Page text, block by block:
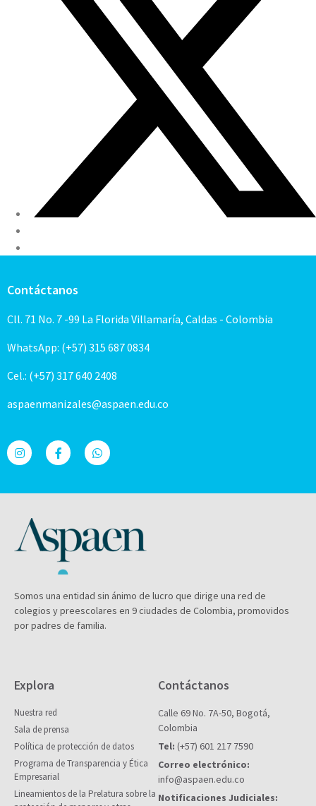
Contáctanos
Cll. 71 No. 7 -99 La Florida Villamaría, Caldas - Colombia
WhatsApp: (+57) 315 687 0834
Cel.: (+57) 317 640 2408
aspaenmanizales@aspaen.edu.co
Somos una entidad sin ánimo de lucro que dirige una red de
colegios y preescolares en 9 ciudades de Colombia, promovidos
por padres de familia.
Explora
Nuestra red
Sala de prensa
Política de protección de datos
Programa de Transparencia y Ética
Empresarial
Lineamientos de la Prelatura sobre la
Contáctanos
Calle 69 No. 7A-50, Bogotá,
Colombia
Tel: (+57) 601 217 7590
Correo electrónico:
info@aspaen.edu.co
Notificaciones Judiciales: